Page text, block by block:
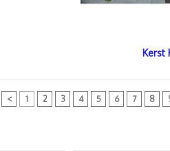
Kerst
< 1 2 3 4 5 6 7 8